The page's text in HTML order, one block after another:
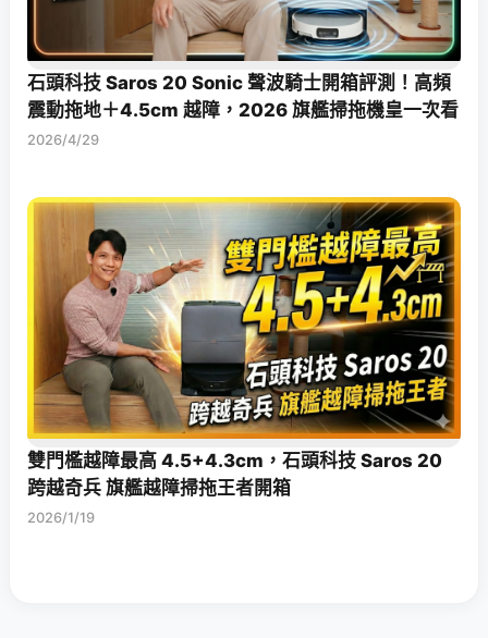
石頭科技 Saros 20 Sonic 聲波騎士開箱評測！高頻
震動拖地＋4.5cm 越障，2026 旗艦掃拖機皇一次看
2026/4/29
雙門檻越障最高 4.5+4.3cm，石頭科技 Saros 20
跨越奇兵 旗艦越障掃拖王者開箱
2026/1/19